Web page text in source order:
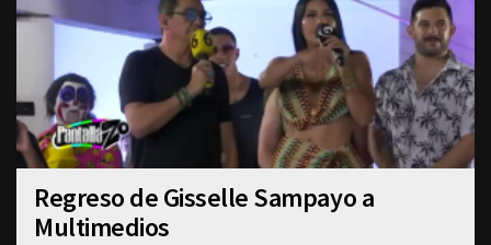
Regreso de Gisselle Sampayo a
Multimedios